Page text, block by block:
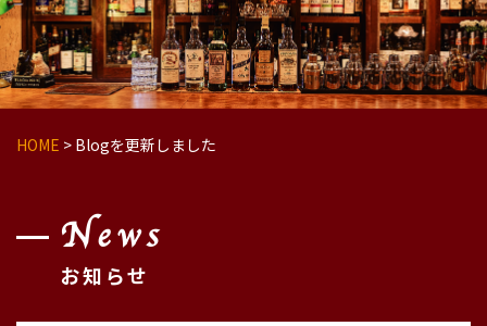
HOME > Blogを更新しました
News
お知らせ